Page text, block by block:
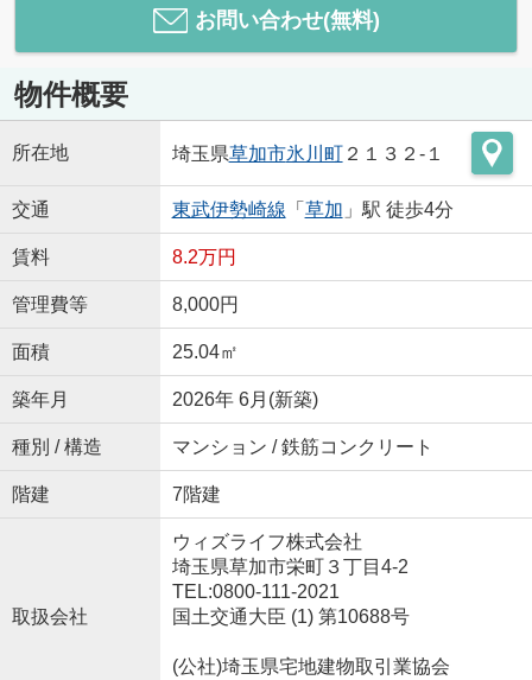
お問い合わせ(無料)
物件概要
所在地 埼玉県草加市氷川町２１３２-１
交通 東武伊勢崎線 「 草加 」駅 徒歩4分
賃料 8.2万円
管理費等 8,000円
面積 25.04㎡
築年月 2026年 6月(新築)
種別 / 構造 マンション / 鉄筋コンクリート
階建 7階建
取扱会社
ウィズライフ株式会社
埼玉県草加市栄町３丁目4-2
TEL:0800-111-2021
国土交通大臣 (1) 第10688号
(公社)埼玉県宅地建物取引業協会